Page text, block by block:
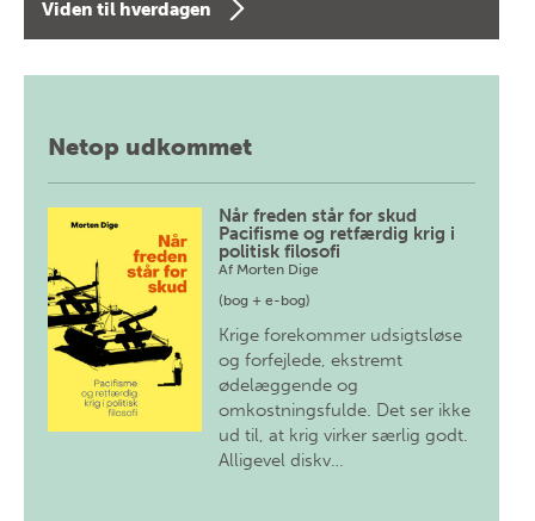
Viden til hverdagen
Netop udkommet
Når freden står for skud
Pacifisme og retfærdig krig i
politisk filosofi
Af Morten Dige
(bog + e-bog)
Krige forekommer udsigtsløse
og forfejlede, ekstremt
ødelæggende og
omkostningsfulde. Det ser ikke
ud til, at krig virker særlig godt.
Alligevel diskv…